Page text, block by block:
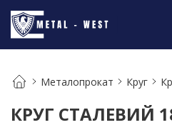
Металопрокат Круг
КРУГ СТАЛЕВИЙ